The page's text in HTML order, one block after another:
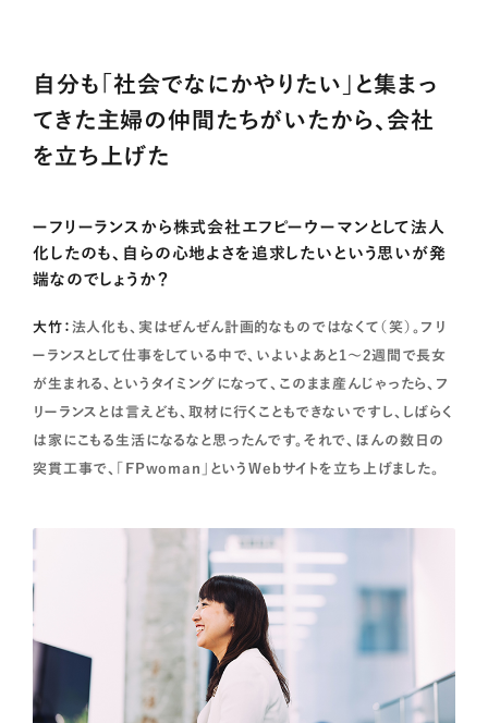
自分も「社会でなにかやりたい」と集まっ
てきた主婦の仲間たちがいたから、会社
を立ち上げた
ーフリーランスから株式会社エフピーウーマンとして法人
化したのも、自らの心地よさを追求したいという思いが発
端なのでしょうか？
大竹： 法人化も、実はぜんぜん計画的なものではなくて（笑）。フリ
ーランスとして仕事をしている中で、いよいよあと1〜2週間で長女
が生まれる、というタイミングになって、このまま産んじゃったら、フ
リーランスとは言えども、取材に行くこともできないですし、しばらく
は家にこもる生活になるなと思ったんです。それで、ほんの数日の
突貫工事で、「FPwoman」というWebサイトを立ち上げました。